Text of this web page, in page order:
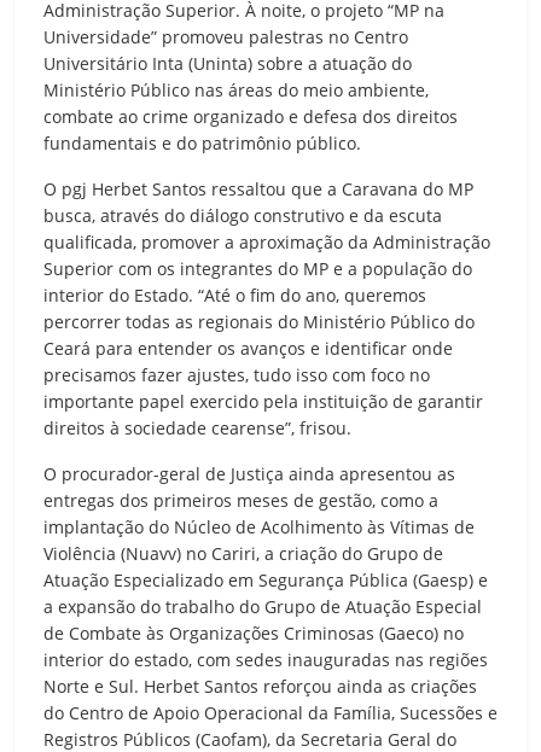
Administração Superior. À noite, o projeto “MP na
Universidade” promoveu palestras no Centro
Universitário Inta (Uninta) sobre a atuação do
Ministério Público nas áreas do meio ambiente,
combate ao crime organizado e defesa dos direitos
fundamentais e do patrimônio público.
O pgj Herbet Santos ressaltou que a Caravana do MP
busca, através do diálogo construtivo e da escuta
qualificada, promover a aproximação da Administração
Superior com os integrantes do MP e a população do
interior do Estado. “Até o fim do ano, queremos
percorrer todas as regionais do Ministério Público do
Ceará para entender os avanços e identificar onde
precisamos fazer ajustes, tudo isso com foco no
importante papel exercido pela instituição de garantir
direitos à sociedade cearense”, frisou.
O procurador-geral de Justiça ainda apresentou as
entregas dos primeiros meses de gestão, como a
implantação do Núcleo de Acolhimento às Vítimas de
Violência (Nuavv) no Cariri, a criação do Grupo de
Atuação Especializado em Segurança Pública (Gaesp) e
a expansão do trabalho do Grupo de Atuação Especial
de Combate às Organizações Criminosas (Gaeco) no
interior do estado, com sedes inauguradas nas regiões
Norte e Sul. Herbet Santos reforçou ainda as criações
do Centro de Apoio Operacional da Família, Sucessões e
Registros Públicos (Caofam), da Secretaria Geral do